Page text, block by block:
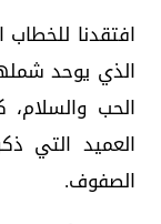
افتقدنا
الذي يوحد
الحب
العميد التي
الصفوف.